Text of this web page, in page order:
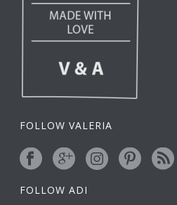
FOLLOW VALERIA
FOLLOW ADI